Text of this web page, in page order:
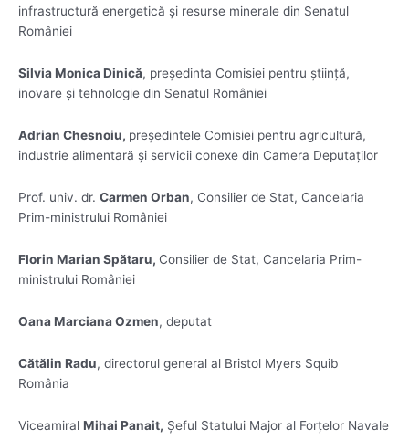
infrastructură energetică și resurse minerale din Senatul
României
Silvia Monica Dinică, președinta Comisiei pentru știință,
inovare și tehnologie din Senatul României
Adrian Chesnoiu, președintele Comisiei pentru agricultură,
industrie alimentară și servicii conexe din Camera Deputaților
Prof. univ. dr. Carmen Orban, Consilier de Stat, Cancelaria
Prim-ministrului României
Florin Marian Spătaru, Consilier de Stat, Cancelaria Prim-
ministrului României
Oana Marciana Ozmen, deputat
Cătălin Radu, directorul general al Bristol Myers Squib
România
Viceamiral Mihai Panait, Șeful Statului Major al Forțelor Navale